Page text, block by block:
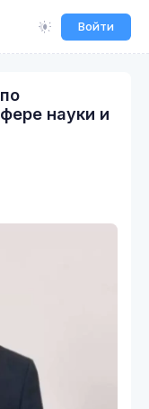
Войти
науки и